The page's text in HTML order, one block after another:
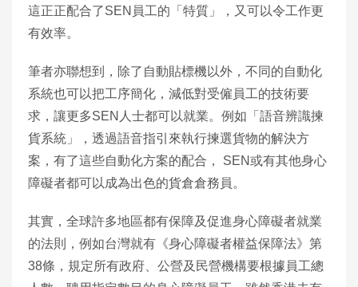
這正正配合了SEN員工的「特質」，又可以令工作更
有效率。
筆者亦聯想到，除了自動貼標機以外，不同的自動化
系統也可以把工序簡化，減低對受僱員工的技術要
求，讓更多SEN人士都可以就業。例如「語音辨識揀
貨系統」，透過語音指引來執行揀選貨物的解決方
案，有了這些自動化方案的配合， SEN或有其他身心
障礙者都可以成為出色的貨倉倉務員。
其實，全球許多地區都有保障及促進身心障礙者就業
的法則，例如台灣就有《身心障礙者權益保障法》第
38條，規定所有政府、公營及民營機構要根據員工總